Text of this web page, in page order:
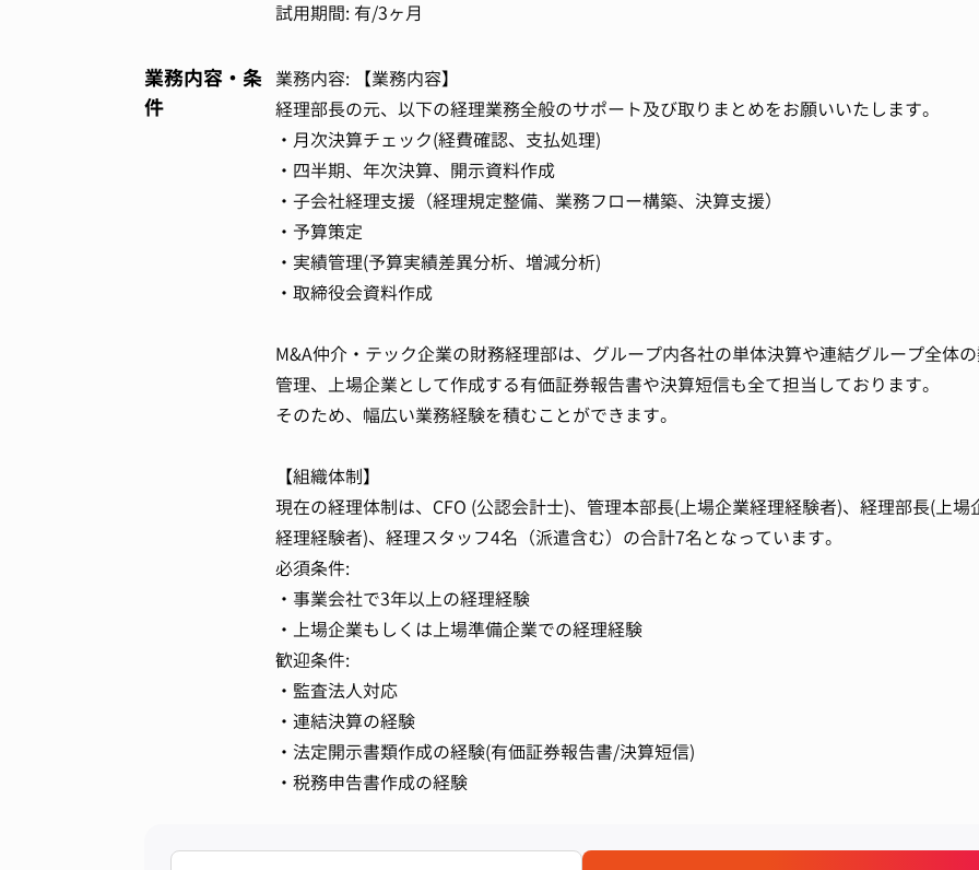
試用期間: 有/3ヶ月
業務内容・条
件
業務内容: 【業務内容】
経理部長の元、以下の経理業務全般のサポート及び取りまとめをお願いいたします。
・月次決算チェック(経費確認、支払処理)
・四半期、年次決算、開示資料作成
・子会社経理支援（経理規定整備、業務フロー構築、決算支援）
・予算策定
・実績管理(予算実績差異分析、増減分析)
・取締役会資料作成
M&A仲介・テック企業の財務経理部は、グループ内各社の単体決算や連結グループ全体
管理、上場企業として作成する有価証券報告書や決算短信も全て担当しております。
そのため、幅広い業務経験を積むことができます。
【組織体制】
現在の経理体制は、CFO (公認会計士)、管理本部長(上場企業経理経験者)、経理部長(上場
経理経験者)、経理スタッフ4名（派遣含む）の合計7名となっています。
必須条件:
・事業会社で3年以上の経理経験
・上場企業もしくは上場準備企業での経理経験
歓迎条件:
・監査法人対応
・連結決算の経験
・法定開示書類作成の経験(有価証券報告書/決算短信)
・税務申告書作成の経験